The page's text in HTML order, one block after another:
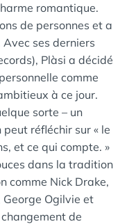
romantique.
de personnes et a
ses derniers
Plàsi a décidé
comme
à ce jour.
sorte – un
réfléchir sur « le
et ce qui compte. »
dans la tradition
comme Nick Drake,
George Ogilvie et
de